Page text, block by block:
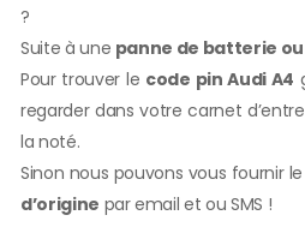
?
Suite à une panne de batterie
Pour trouver le code pin Audi A4
regarder dans votre carnet
la noté.
Sinon nous pouvons vous fournir le
d’origine par email et ou SMS !